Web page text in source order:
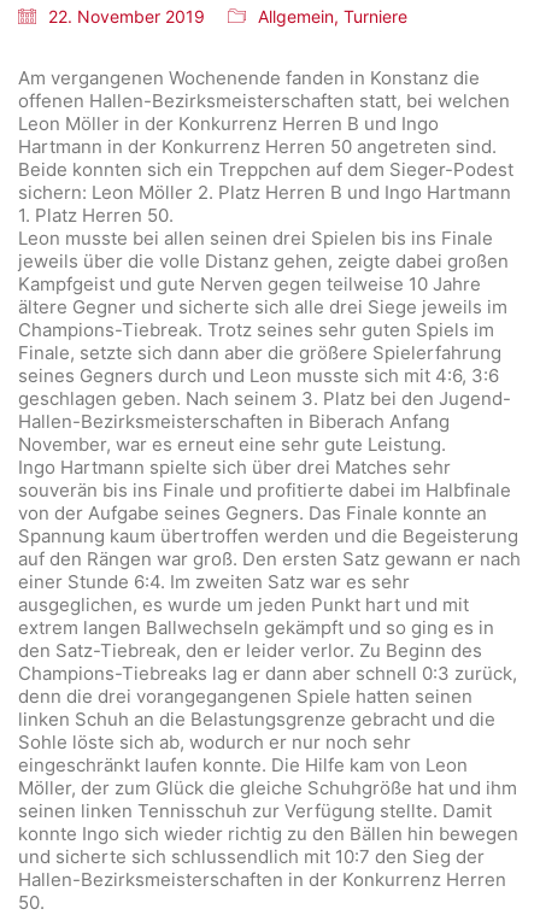
22. November 2019 Allgemein, Turniere
Am vergangenen Wochenende fanden in Konstanz die
offenen Hallen-Bezirksmeisterschaften statt, bei welchen
Leon Möller in der Konkurrenz Herren B und Ingo
Hartmann in der Konkurrenz Herren 50 angetreten sind.
Beide konnten sich ein Treppchen auf dem Sieger-Podest
sichern: Leon Möller 2. Platz Herren B und Ingo Hartmann
1. Platz Herren 50.
Leon musste bei allen seinen drei Spielen bis ins Finale
jeweils über die volle Distanz gehen, zeigte dabei großen
Kampfgeist und gute Nerven gegen teilweise 10 Jahre
ältere Gegner und sicherte sich alle drei Siege jeweils im
Champions-Tiebreak. Trotz seines sehr guten Spiels im
Finale, setzte sich dann aber die größere Spielerfahrung
seines Gegners durch und Leon musste sich mit 4:6, 3:6
geschlagen geben. Nach seinem 3. Platz bei den Jugend-
Hallen-Bezirksmeisterschaften in Biberach Anfang
November, war es erneut eine sehr gute Leistung.
Ingo Hartmann spielte sich über drei Matches sehr
souverän bis ins Finale und profitierte dabei im Halbfinale
von der Aufgabe seines Gegners. Das Finale konnte an
Spannung kaum übertroffen werden und die Begeisterung
auf den Rängen war groß. Den ersten Satz gewann er nach
einer Stunde 6:4. Im zweiten Satz war es sehr
ausgeglichen, es wurde um jeden Punkt hart und mit
extrem langen Ballwechseln gekämpft und so ging es in
den Satz-Tiebreak, den er leider verlor. Zu Beginn des
Champions-Tiebreaks lag er dann aber schnell 0:3 zurück,
denn die drei vorangegangenen Spiele hatten seinen
linken Schuh an die Belastungsgrenze gebracht und die
Sohle löste sich ab, wodurch er nur noch sehr
eingeschränkt laufen konnte. Die Hilfe kam von Leon
Möller, der zum Glück die gleiche Schuhgröße hat und ihm
seinen linken Tennisschuh zur Verfügung stellte. Damit
konnte Ingo sich wieder richtig zu den Bällen hin bewegen
und sicherte sich schlussendlich mit 10:7 den Sieg der
Hallen-Bezirksmeisterschaften in der Konkurrenz Herren
50.